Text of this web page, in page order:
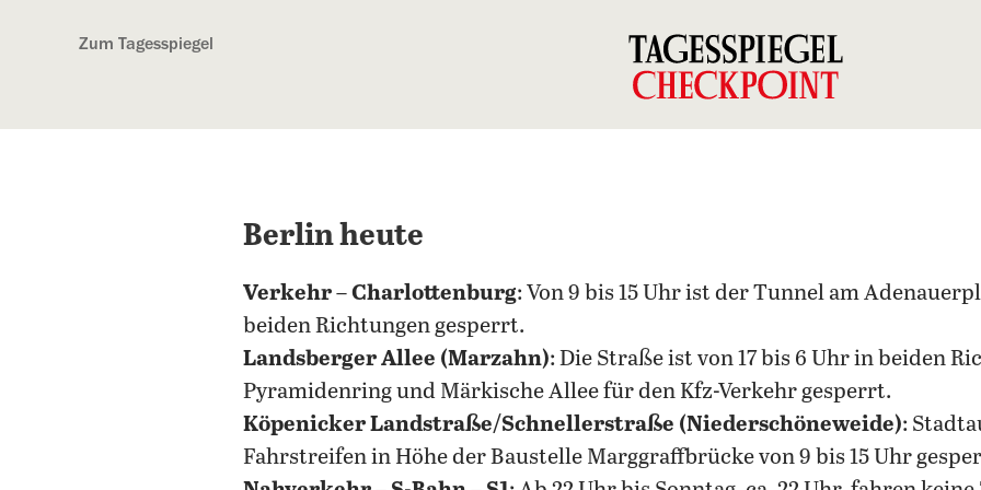
Zum Tagesspiegel
Berlin heute
Verkehr–Charlottenburg: Von 9 bis 15 Uhr ist der Tunnel am
beiden Richtungen gesperrt.
Landsberger Allee (Marzahn): Die Straße ist von 17 bis 6 Uhr in beiden
Pyramidenring und Märkische Allee für den Kfz-Verkehr gesperrt.
Köpenicker Landstraße/Schnellerstraße (Niederschöneweide):
Fahrstreifen in Höhe der Baustelle Marggraffbrücke von 9 bis 15 Uhr